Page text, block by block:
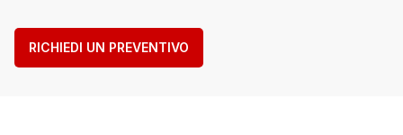
RICHIEDI UN PREVENTIVO